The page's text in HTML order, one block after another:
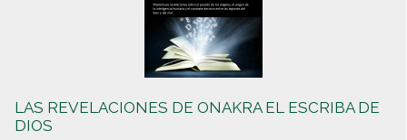
LAS REVELACIONES DE ONAKRA EL ESCRIBA DE
DIOS